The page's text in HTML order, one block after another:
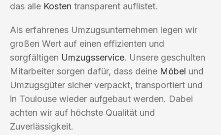
das alle Kosten transparent auflistet.
Als erfahrenes Umzugsunternehmen legen wir
großen Wert auf einen effizienten und
sorgfältigen Umzugsservice. Unsere geschulten
Mitarbeiter sorgen dafür, dass deine Möbel und
Umzugsgüter sicher verpackt, transportiert und
in Toulouse wieder aufgebaut werden. Dabei
achten wir auf höchste Qualität und
Zuverlässigkeit.